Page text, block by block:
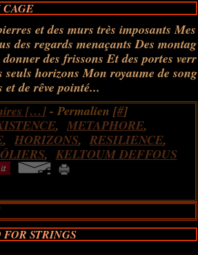
et des murs très imposants Mes
des regards menaçants Des montag
des frissons Et des portes verr
seuls horizons Mon royaume de song
et de rêve pointé...
[…]- Permalien [#]
, METAPHORE,
, HORIZONS, RESILIENCE,
, KELTOUM DEFFOUS
STRINGS